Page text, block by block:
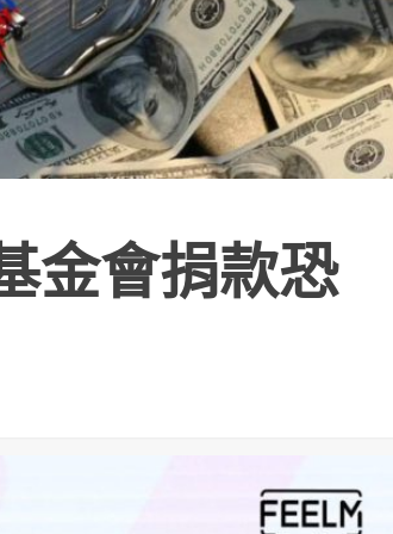
金會捐款恐